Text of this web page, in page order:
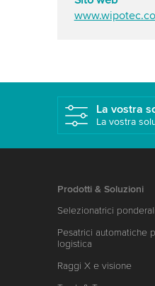
La vostra
La vostra
Prodotti & Soluzioni
Selezionatrici ponderali
Pesatrici automatiche
logistica
Raggi X e visione